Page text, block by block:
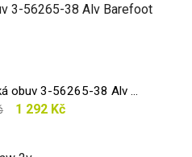
obuv 3-56265-38 Alv ...
1 292 Kč